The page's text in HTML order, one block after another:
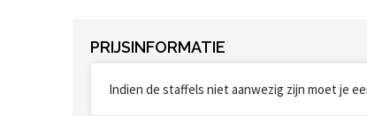
PRIJSINFORMATIE
Indien de staffels niet aanwezig zijn moet je